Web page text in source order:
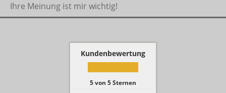
Ihre Meinung ist mir wichtig!
Kundenbewertung
5von 5Sternen